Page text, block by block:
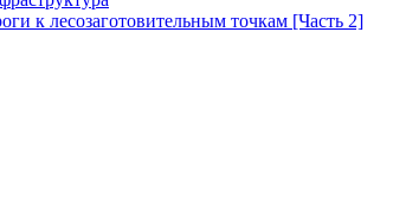
к лесозаготовительным точкам [Часть 2]